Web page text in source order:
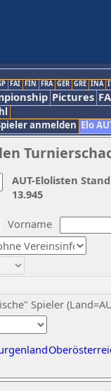
FAI FIN FRA GER GRE INA
Pictures
anmelden Elo
Vorname
Spieler
AUT-Elolisten
13.945